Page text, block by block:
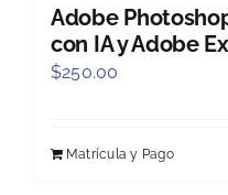
Adobe
con IA y Adobe
$250.00
Matrícula y Pago